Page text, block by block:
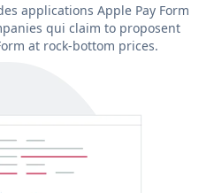
applications Apple Pay Form
qui claim to proposent
at rock-bottom prices.